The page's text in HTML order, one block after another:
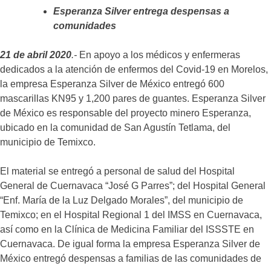
Esperanza Silver entrega despensas a
comunidades
21 de abril 2020.- En apoyo a los médicos y enfermeras
dedicados a la atención de enfermos del Covid-19 en Morelos,
la empresa Esperanza Silver de México entregó 600
mascarillas KN95 y 1,200 pares de guantes. Esperanza Silver
de México es responsable del proyecto minero Esperanza,
ubicado en la comunidad de San Agustín Tetlama, del
municipio de Temixco.
El material se entregó a personal de salud del Hospital
General de Cuernavaca “José G Parres”; del Hospital General
“Enf. María de la Luz Delgado Morales”, del municipio de
Temixco; en el Hospital Regional 1 del IMSS en Cuernavaca,
así como en la Clínica de Medicina Familiar del ISSSTE en
Cuernavaca. De igual forma la empresa Esperanza Silver de
México entregó despensas a familias de las comunidades de